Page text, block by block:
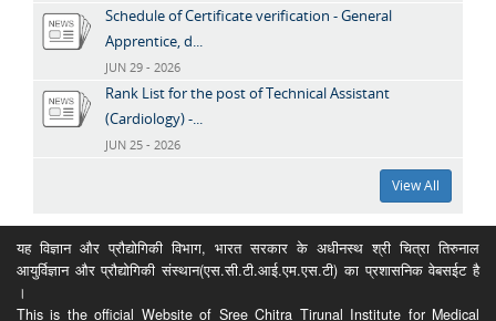
Schedule of Certificate verification - General
Apprentice, d...
JUN 29 - 2026
Rank List for the post of Technical Assistant
(Cardiology) -...
JUN 25 - 2026
View All
यह विज्ञान और प्रौद्योगिकी विभाग, भारत सरकार के अधीनस्थ श्री चित्रा तिरुनाल
आयुर्विज्ञान और प्रौद्योगिकी संस्थान(एस.सी.टी.आई.एम.एस.टी) का प्रशासनिक वेबसईट है
।
This is the official Website of Sree Chitra Tirunal Institute for Medical